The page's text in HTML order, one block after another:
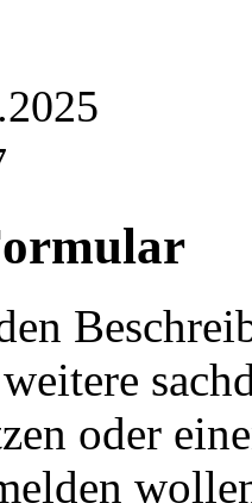
oder